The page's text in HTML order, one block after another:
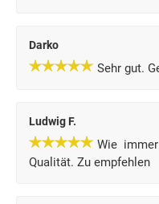
Darko
Sehr gut.
Ludwig F.
Wie
Qualität. Zu empfehlen